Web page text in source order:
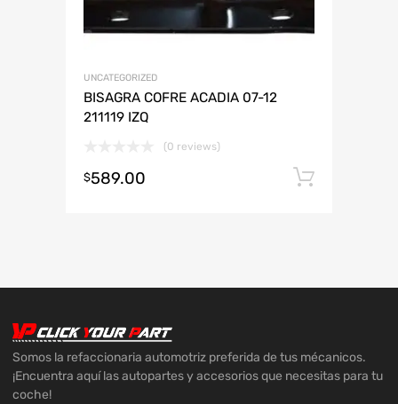
UNCATEGORIZED
BISAGRA COFRE ACADIA 07-12
211119 IZQ
(0 reviews)
$589.00
Somos la refaccionaria automotriz preferida de tus mécanicos.
¡Encuentra aquí las autopartes y accesorios que necesitas para tu
coche!